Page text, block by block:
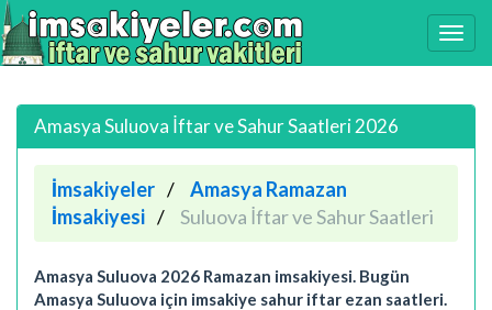
Amasya Suluova İftar ve Sahur Saatleri 2026
İmsakiyeler
Amasya Ramazan
İmsakiyesi
Suluova İftar ve Sahur Saatleri
Amasya Suluova 2026 Ramazan imsakiyesi. Bugün
Amasya Suluova için imsakiye sahur iftar ezan saatleri.